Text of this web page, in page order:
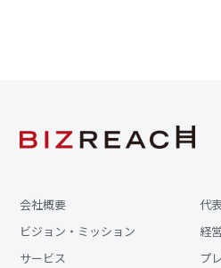
会社概要
代
ビジョン・ミッション
経
サービス
プ